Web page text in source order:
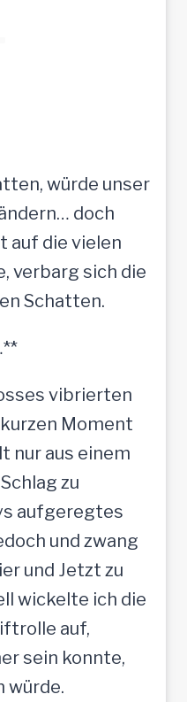
würde unser
doch
auf die vielen
verbarg sich die
Schatten.
vibrierten
Moment
nur aus einem
zu
aufgeregtes
und zwang
und Jetzt zu
wickelte ich die
auf,
sein konnte,
würde.